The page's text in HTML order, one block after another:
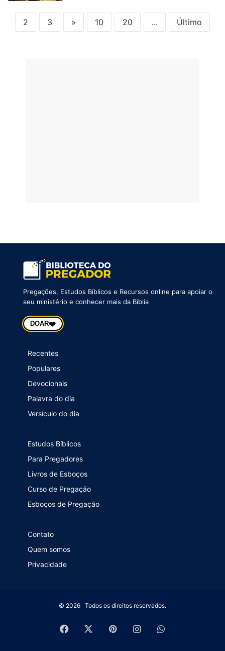
2 3 » 10 20 ... Último
Pregações, Estudos Bíblicos e Recursos online para apoiar o
seu ministério e conhecer mais da Bíblia
DOAR❤️
Recentes
Populares
Devocionais
Palavra do dia
Versículo do dia
Estudos Bíblicos
Para Pregadores
Livros de Esboços
Curso de Pregação
Esboços de Pregação
Contato
Quem somos
Privacidade
© 2026 Todos os direitos reservados.
Facebook PinterestInstagramWhatsApp